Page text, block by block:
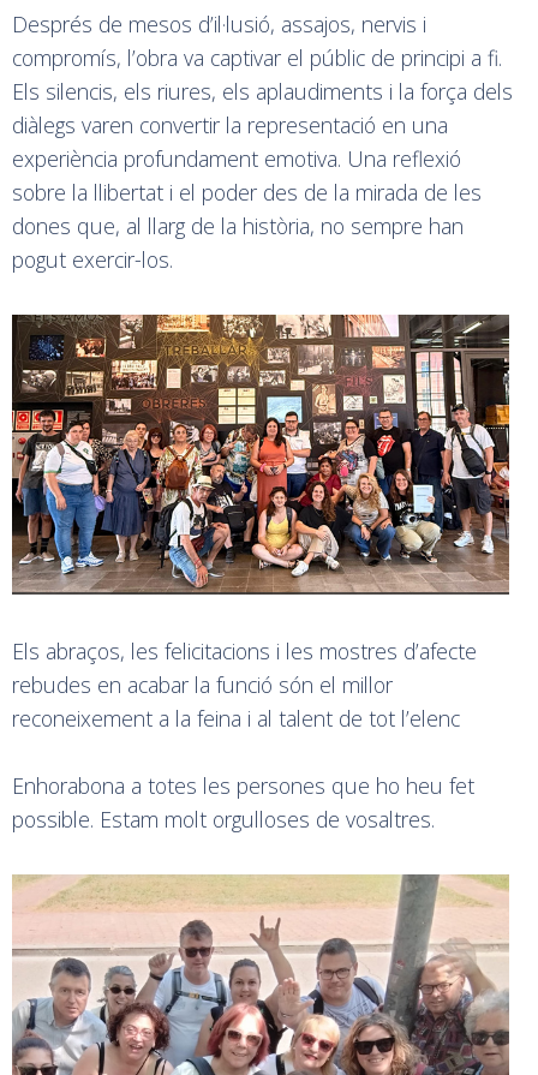
Després de mesos d’il·lusió, assajos, nervis i
compromís, l’obra va captivar el públic de principi a fi.
Els silencis, els riures, els aplaudiments i la força dels
diàlegs varen convertir la representació en una
experiència profundament emotiva. Una reflexió
sobre la llibertat i el poder des de la mirada de les
dones que, al llarg de la història, no sempre han
pogut exercir-los.
Els abraços, les felicitacions i les mostres d’afecte
rebudes en acabar la funció són el millor
reconeixement a la feina i al talent de tot l’elenc
Enhorabona a totes les persones que ho heu fet
possible. Estam molt orgulloses de vosaltres.